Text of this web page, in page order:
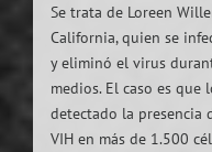
Se trata de Loreen
California, quien se
y eliminó el virus
medios. El caso es que
detectado la presencia
VIH en más de 1.500